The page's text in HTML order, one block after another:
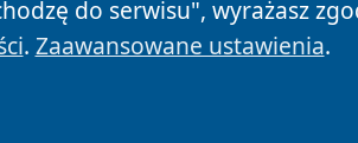
do serwisu", wyrażasz
. Zaawansowane ustawienia.